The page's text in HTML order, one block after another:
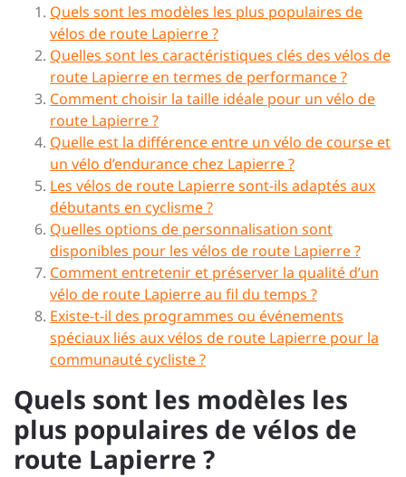
Quels sont les modèles les plus populaires de
vélos de route Lapierre ?
Quelles sont les caractéristiques clés des vélos de
route Lapierre en termes de performance ?
Comment choisir la taille idéale pour un vélo de
route Lapierre ?
Quelle est la différence entre un vélo de course et
un vélo d’endurance chez Lapierre ?
Les vélos de route Lapierre sont-ils adaptés aux
débutants en cyclisme ?
Quelles options de personnalisation sont
disponibles pour les vélos de route Lapierre ?
Comment entretenir et préserver la qualité d’un
vélo de route Lapierre au fil du temps ?
Existe-t-il des programmes ou événements
spéciaux liés aux vélos de route Lapierre pour la
communauté cycliste ?
Quels sont les modèles les
plus populaires de vélos de
route Lapierre ?